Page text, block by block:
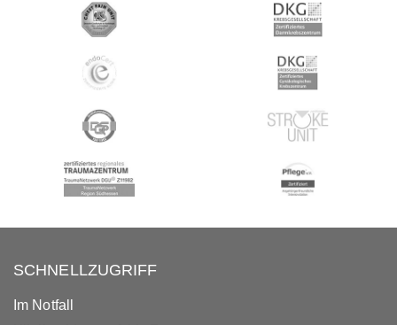
SCHNELLZUGRIFF
Im Notfall